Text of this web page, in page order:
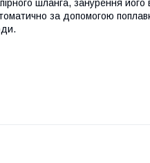
шланга, занурення
за допомогою